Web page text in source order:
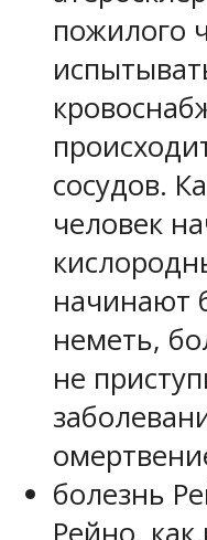
пожилого
сосудов.
человек
начинают
неметь,
не
болезнь